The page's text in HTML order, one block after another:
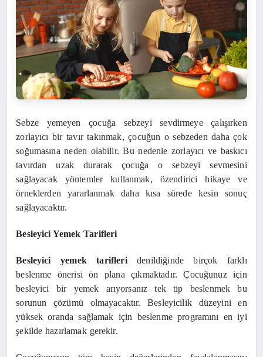
Sebze yemeyen çocuğa sebzeyi sevdirmeye çalışırken
zorlayıcı bir tavır takınmak, çocuğun o sebzeden daha çok
soğumasına neden olabilir. Bu nedenle zorlayıcı ve baskıcı
tavırdan uzak durarak çocuğa o sebzeyi sevmesini
sağlayacak yöntemler kullanmak, özendirici hikaye ve
örneklerden yararlanmak daha kısa sürede kesin sonuç
sağlayacaktır.
Besleyici Yemek Tarifleri
Besleyici yemek tarifleridenildiğinde birçok farklı
beslenme önerisi ön plana çıkmaktadır. Çocuğunuz için
besleyici bir yemek arıyorsanız tek tip beslenmek bu
sorunun çözümü olmayacaktır. Besleyicilik düzeyini en
yüksek oranda sağlamak için beslenme programını en iyi
şekilde hazırlamak gerekir.